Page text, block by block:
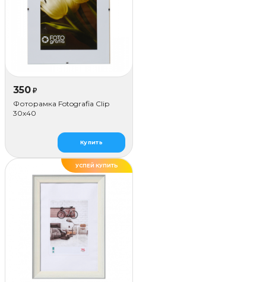
350 ₽
Фоторамка Fotografia Сlip
30x40
Купить
УСПЕЙ КУПИТЬ